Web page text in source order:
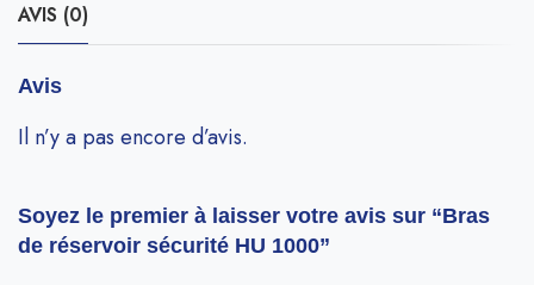
AVIS (0)
Avis
Il n’y a pas encore d’avis.
Soyez le premier à laisser votre avis sur “Bras
de réservoir sécurité HU 1000”